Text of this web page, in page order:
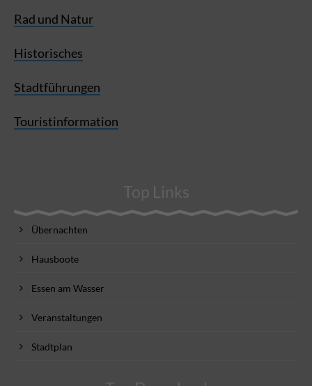
Rad und Natur
Historisches
Stadtführungen
Touristinformation
Top Links
Übernachten
Hausboote
Essen am Wasser
Veranstaltungen
Stadtplan